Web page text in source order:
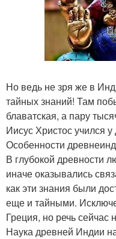
Но ведь не зря же в
тайных знаний! Там
блаватская, а пару
Иисус Христос учился
Особенности
В глубокой древности
иначе оказывались
как эти знания были
еще и тайными.
Греция, но речь сейчас
Наука древней Индии